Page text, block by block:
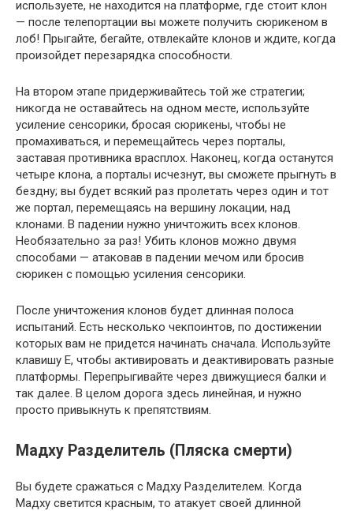
используете, не находится на платформе, где стоит клон
— после телепортации вы можете получить сюрикеном в
лоб! Прыгайте, бегайте, отвлекайте клонов и ждите, когда
произойдет перезарядка способности.
На втором этапе придерживайтесь той же стратегии;
никогда не оставайтесь на одном месте, используйте
усиление сенсорики, бросая сюрикены, чтобы не
промахиваться, и перемещайтесь через порталы,
заставая противника врасплох. Наконец, когда останутся
четыре клона, а порталы исчезнут, вы сможете прыгнуть в
бездну; вы будет всякий раз пролетать через один и тот
же портал, перемещаясь на вершину локации, над
клонами. В падении нужно уничтожить всех клонов.
Необязательно за раз! Убить клонов можно двумя
способами — атаковав в падении мечом или бросив
сюрикен с помощью усиления сенсорики.
После уничтожения клонов будет длинная полоса
испытаний. Есть несколько чекпоинтов, по достижении
которых вам не придется начинать сначала. Используйте
клавишу E, чтобы активировать и деактивировать разные
платформы. Перепрыгивайте через движущиеся балки и
так далее. В целом дорога здесь линейная, и нужно
просто привыкнуть к препятствиям.
Мадху Разделитель (Пляска смерти)
Вы будете сражаться с Мадху Разделителем. Когда
Мадху светится красным, то атакует своей длинной